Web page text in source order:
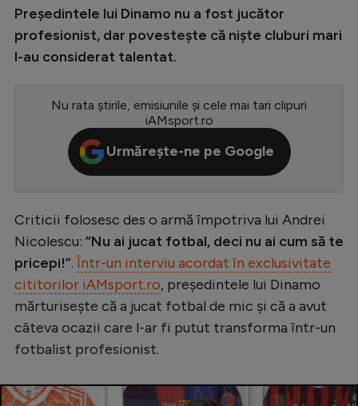
Champions League
Conference League
CM 2026
Premier League
Serie A
Bundesliga
Ligue 1
Campionate
Starurile fotbalului
EURO 2024
Președintele lui Dinamo nu a fost jucător
profesionist, dar povestește că niște cluburi mari
l-au considerat talentat.
Nu rata știrile, emisiunile și cele mai tari clipuri
iAMsport.ro
Urmărește-ne pe Google
Criticii folosesc des o armă împotriva lui Andrei
Nicolescu: ”Nu ai jucat fotbal, deci nu ai cum să te
pricepi!”. Într-un interviu acordat în exclusivitate
cititorilor iAMsport.ro, președintele lui Dinamo
mărturisește că a jucat fotbal de mic și că a avut
câteva ocazii care l-ar fi putut transforma într-un
fotbalist profesionist.